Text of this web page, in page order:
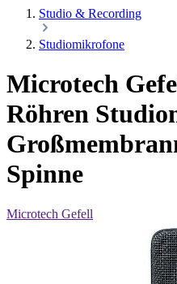
Studio & Recording
Studiomikrofone
Microtech
Röhren
Spinne
Microtech Gefell